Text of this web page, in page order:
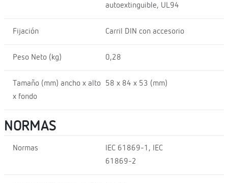
autoextinguible, UL94
Fijación Carril DIN con accesorio
Peso Neto (kg) 0,28
Tamaño (mm) ancho x alto
x fondo
58 x 84 x 53 (mm)
NORMAS
Normas
IEC 61869-1, IEC
61869-2